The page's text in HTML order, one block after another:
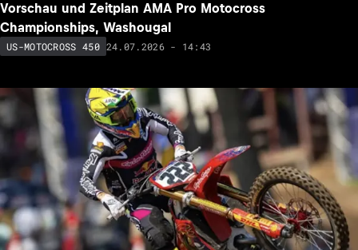
Vorschau und Zeitplan AMA Pro Motocross
Championships, Washougal
US-MOTOCROSS 450 24.07.2026 - 14:43